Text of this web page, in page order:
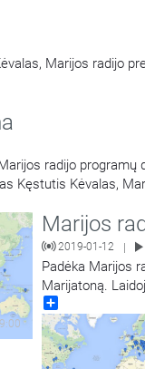
Marijos radijo
radijo programų
Kęstutis Kėvalas,
Marijos
2019-01-12 |
Padėka Marijos
Marijatoną.
prezidentė
direktorius kun.